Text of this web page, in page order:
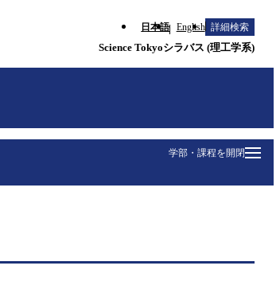
日本語 English 詳細検索
Science Tokyoシラバス (理工学系)
学部・課程を開閉